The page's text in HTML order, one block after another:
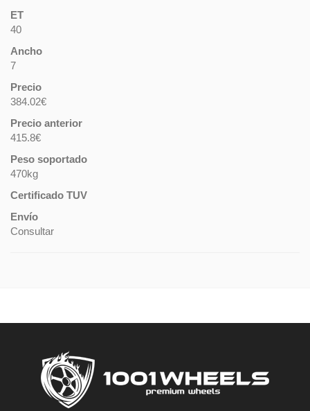
ET
40
Ancho
7
Precio
384.02€
Precio anterior
415.8€
Peso soportado
470kg
Certificado TUV
Envío
Consultar